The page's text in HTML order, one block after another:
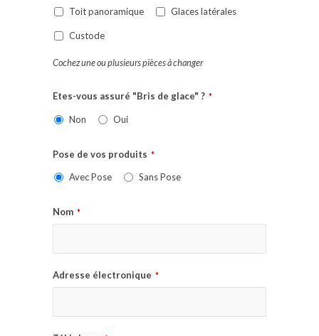
Toit panoramique Glaces latérales
Custode
Cochez une ou plusieurs pièces à changer
Etes-vous assuré "Bris de glace" ? *
Non Oui
Pose de vos produits *
Avec Pose Sans Pose
Nom *
Adresse électronique *